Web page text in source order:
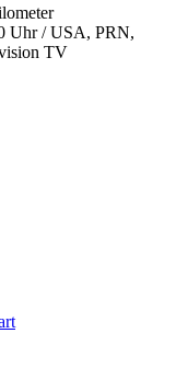
Uhr / USA, PRN,
TV